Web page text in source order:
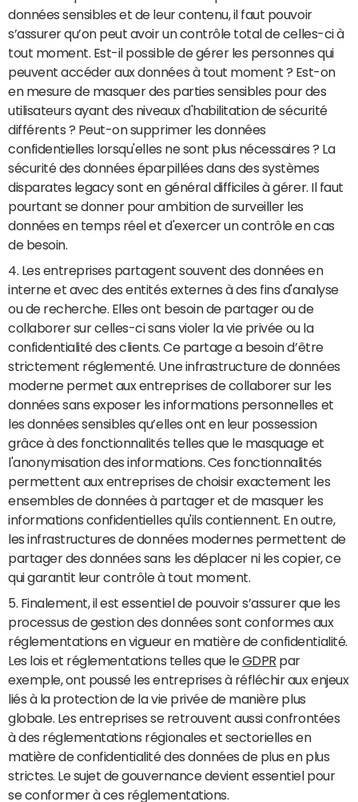
données sensibles et de leur contenu, il faut pouvoir
s’assurer qu’on peut avoir un contrôle total de celles-ci à
tout moment. Est-il possible de gérer les personnes qui
peuvent accéder aux données à tout moment ? Est-on
en mesure de masquer des parties sensibles pour des
utilisateurs ayant des niveaux d'habilitation de sécurité
différents ? Peut-on supprimer les données
confidentielles lorsqu'elles ne sont plus nécessaires ? La
sécurité des données éparpillées dans des systèmes
disparates legacy sont en général difficiles à gérer. Il faut
pourtant se donner pour ambition de surveiller les
données en temps réel et d'exercer un contrôle en cas
de besoin.
4. Les entreprises partagent souvent des données en
interne et avec des entités externes à des fins d'analyse
ou de recherche. Elles ont besoin de partager ou de
collaborer sur celles-ci sans violer la vie privée ou la
confidentialité des clients. Ce partage a besoin d’être
strictement réglementé. Une infrastructure de données
moderne permet aux entreprises de collaborer sur les
données sans exposer les informations personnelles et
les données sensibles qu’elles ont en leur possession
grâce à des fonctionnalités telles que le masquage et
l'anonymisation des informations. Ces fonctionnalités
permettent aux entreprises de choisir exactement les
ensembles de données à partager et de masquer les
informations confidentielles qu'ils contiennent. En outre,
les infrastructures de données modernes permettent de
partager des données sans les déplacer ni les copier, ce
qui garantit leur contrôle à tout moment.
5. Finalement, il est essentiel de pouvoir s’assurer que les
processus de gestion des données sont conformes aux
réglementations en vigueur en matière de confidentialité.
Les lois et réglementations telles que leGDPR par
exemple, ont poussé les entreprises à réfléchir aux enjeux
liés à la protection de la vie privée de manière plus
globale. Les entreprises se retrouvent aussi confrontées
à des réglementations régionales et sectorielles en
matière de confidentialité des données de plus en plus
strictes. Le sujet de gouvernance devient essentiel pour
se conformer à ces réglementations.